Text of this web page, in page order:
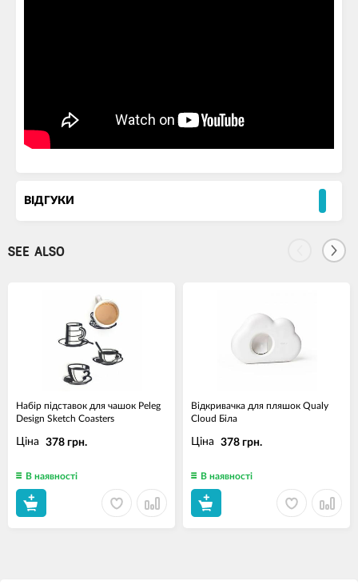
ВІДГУКИ
SEE ALSO
Набір підставок для чашок Peleg
Design Sketch Coasters
Ціна 378 грн.
В наявності
Відкривачка для пляшок Qualy
Cloud Біла
Ціна 378 грн.
В наявності